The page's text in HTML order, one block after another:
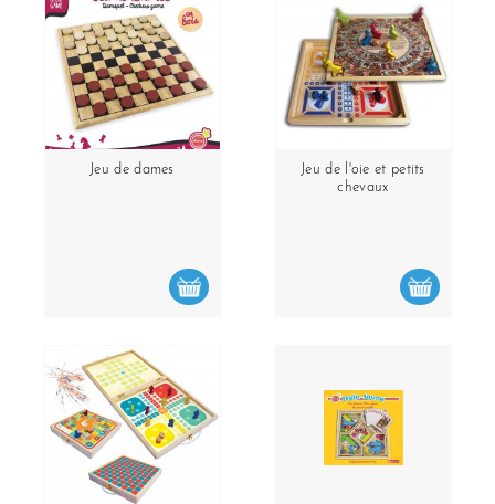
Jeu de dames
Jeu de l'oie et petits
chevaux